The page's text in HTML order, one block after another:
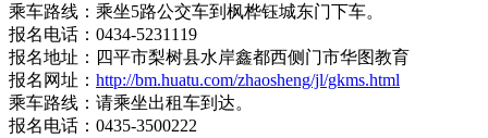
乘车路线：乘坐5路公交车到枫桦钰城东门下车。
报名电话：0434-5231119
报名地址：四平市梨树县水岸鑫都西侧门市华图教育
报名网址： http://bm.huatu.com/zhaosheng/jl/gkms.html
乘车路线：请乘坐出租车到达。
报名电话：0435-3500222